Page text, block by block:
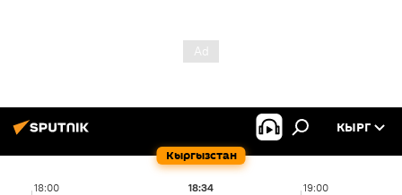
Кыргызстан
КЫРГ
18:00 19:00
18:34